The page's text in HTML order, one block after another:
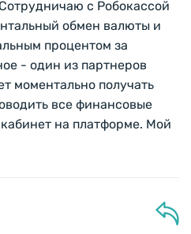
с Робокассой
обмен валюты и
процентом за
- один из партнеров
моментально получать
все финансовые
на платформе. Мой